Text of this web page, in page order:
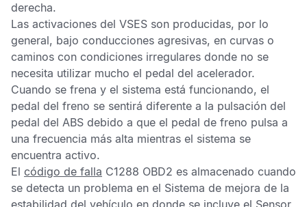
derecha.
Las activaciones del VSES son producidas, por lo
general, bajo conducciones agresivas, en curvas o
caminos con condiciones irregulares donde no se
necesita utilizar mucho el pedal del acelerador.
Cuando se frena y el sistema está funcionando, el
pedal del freno se sentirá diferente a la pulsación del
pedal del ABS debido a que el pedal de freno pulsa a
una frecuencia más alta mientras el sistema se
encuentra activo.
El código de falla C1288 OBD2 es almacenado cuando
se detecta un problema en el Sistema de mejora de la
estabilidad del vehículo en donde se incluye el Sensor